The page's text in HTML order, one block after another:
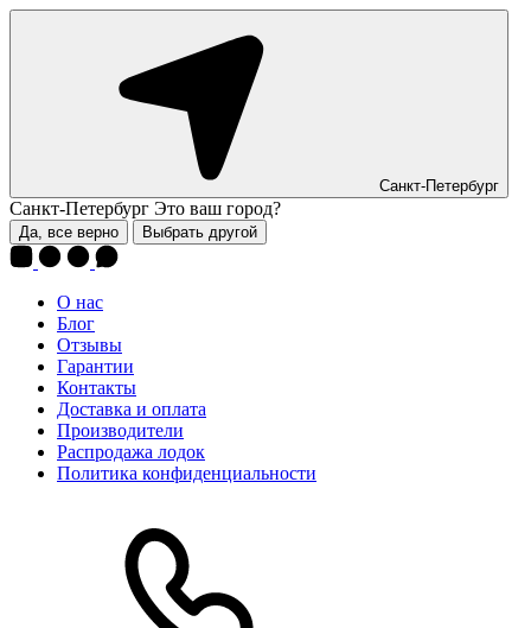
Санкт-Петербург
Санкт-Петербург Это ваш город?
Да, все верно Выбрать другой
О нас
Блог
Отзывы
Гарантии
Контакты
Доставка и оплата
Производители
Распродажа лодок
Политика конфиденциальности